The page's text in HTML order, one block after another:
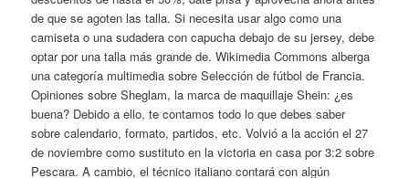
de que se agoten las talla. Si necesita usar algo como una
camiseta o una sudadera con capucha debajo de su jersey, debe
optar por una talla más grande de. Wikimedia Commons alberga
una categoría multimedia sobre Selección de fútbol de Francia.
Opiniones sobre Sheglam, la marca de maquillaje Shein: ¿es
buena? Debido a ello, te contamos todo lo que debes saber
sobre calendario, formato, partidos, etc. Volvió a la acción el 27
de noviembre como sustituto en la victoria en casa por 3:2 sobre
Pescara. A cambio, el técnico italiano contará con algún